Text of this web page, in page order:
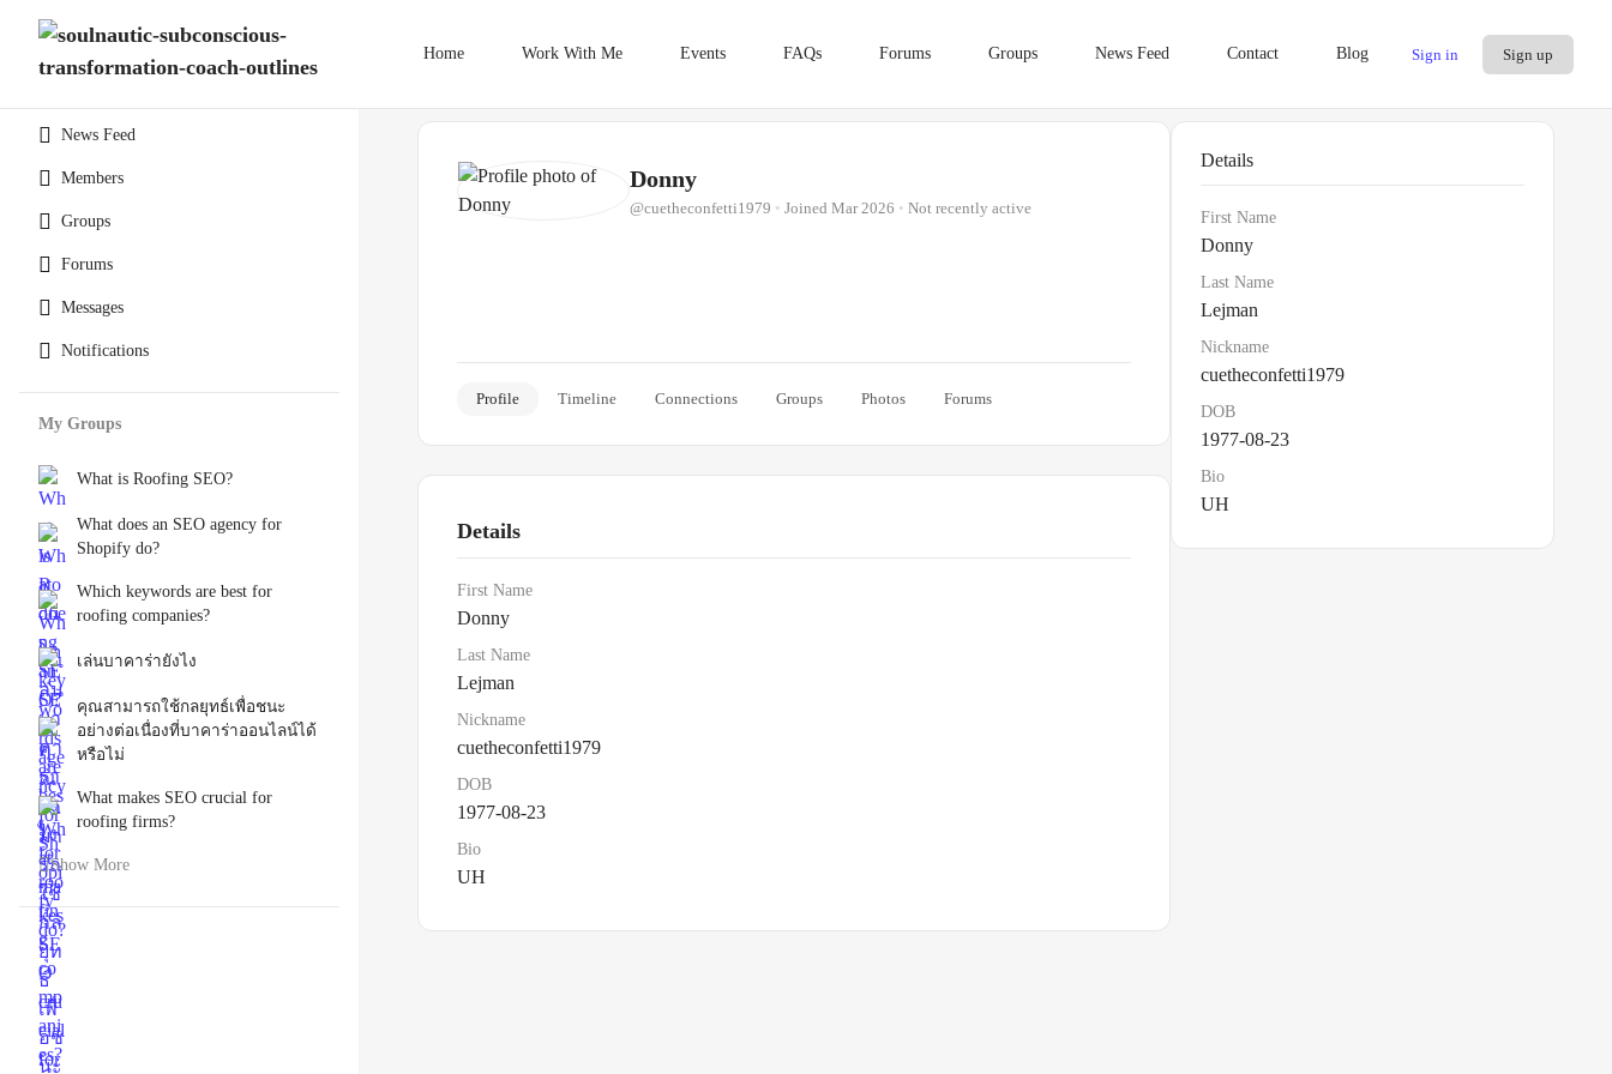
News Feed
Members
Groups
Forums
Messages
Notifications
My Groups
What is Roofing SEO?
What does an SEO agency for
Shopify do?
Which keywords are best for
roofing companies?
เล่นบาคาร่ายังไง
คุณสามารถใช้กลยุทธ์เพื่อชนะ
อย่างต่อเนื่องที่บาคาร่าออนไลน์ได้
หรือไม่
What makes SEO crucial for
roofing firms?
Show More
Home Work With Me Events FAQs Forums Groups News Feed Contact Blog Sign in Sign up
Donny
@cuetheconfetti1979 • Joined Mar 2026 • Not recently active
Profile Timeline Connections Groups Photos Forums
Details
First Name
Donny
Last Name
Lejman
Nickname
cuetheconfetti1979
DOB
1977-08-23
Bio
UH
Details
First Name
Donny
Last Name
Lejman
Nickname
cuetheconfetti1979
DOB
1977-08-23
Bio
UH